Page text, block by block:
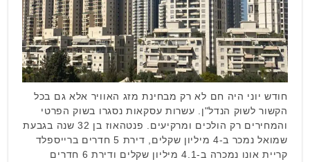
חודש יוני היה חם לא רק מבחינת מזג האוויר אלא גם בכל
הקשור לשוק הנדל"ן. עשרות עסקאות נסגרו בשוק הפרטי
והמחירים רק הולכים ומרקיעים. פנטהאוז בן 32 שנה בגבעת
שמואל נמכר ב-4 מיליון שקלים, דירת 5 חדרים ברייספלד
קריית אונו נמכרה ב-4.1 מיליון שקלים ודירת 6 חדרים